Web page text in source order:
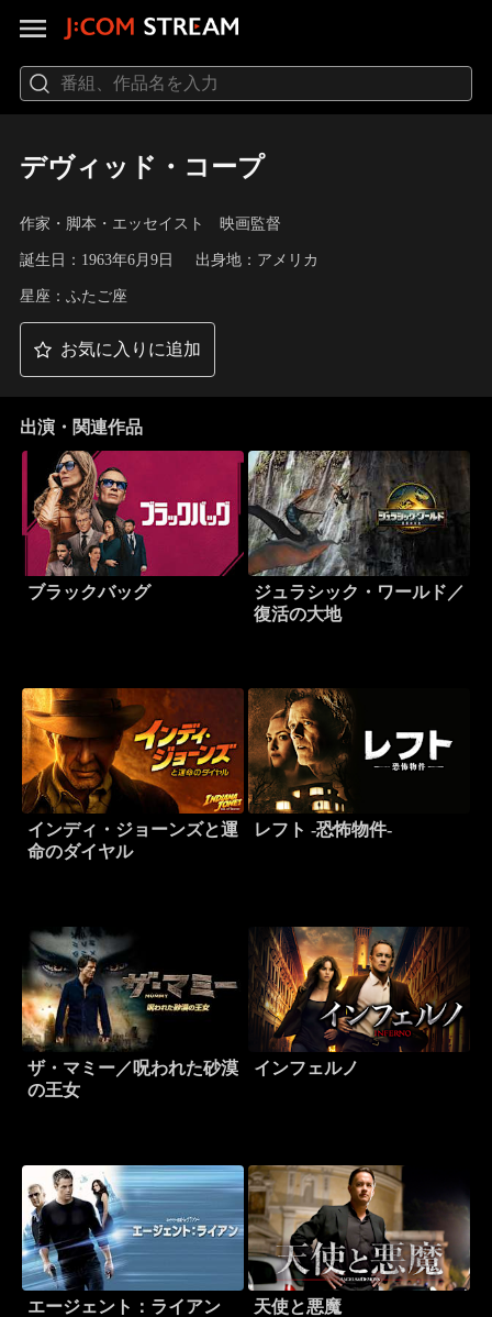
デヴィッド・コープ
作家・脚本・エッセイスト 映画監督
誕生日：1963年6月9日 出身地：アメリカ
星座：ふたご座
お気に入りに追加
出演・関連作品
ブラックバッグ
ジュラシック・ワールド／
復活の大地
インディ・ジョーンズと運
命のダイヤル
レフト -恐怖物件-
ザ・マミー／呪われた砂漠
の王女
インフェルノ
エージェント：ライアン 天使と悪魔